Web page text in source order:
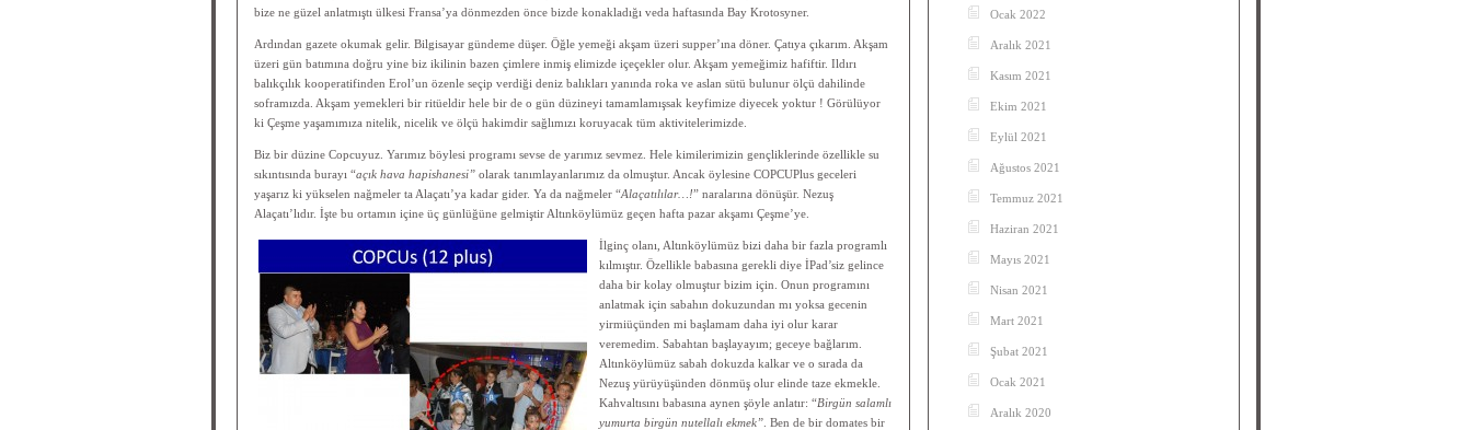
bize ne güzel anlatmıştı ülkesi Fransa’ya dönmezden önce bizde konakladığı veda haftasında Bay Krotosyner.
Ardından gazete okumak gelir. Bilgisayar gündeme düşer. Öğle yemeği akşam üzeri supper’ına döner. Çatıya çıkarım. Akşam
üzeri gün batımına doğru yine biz ikilinin bazen çimlere inmiş elimizde içeçekler olur. Akşam yemeğimiz hafiftir. Ildırı
balıkçılık kooperatifinden Erol’un özenle seçip verdiği deniz balıkları yanında roka ve aslan sütü bulunur ölçü dahilinde
soframızda. Akşam yemekleri bir ritüeldir hele bir de o gün düzineyi tamamlamışsak keyfimize diyecek yoktur ! Görülüyor
ki Çeşme yaşamımıza nitelik, nicelik ve ölçü hakimdir sağlımızı koruyacak tüm aktivitelerimizde.
Biz bir düzine Copcuyuz. Yarımız böylesi programı sevse de yarımız sevmez. Hele kimilerimizin gençliklerinde özellikle su
sıkıntısında burayı “açık hava hapishanesi” olarak tanımlayanlarımız da olmuştur. Ancak öylesine COPCUPlus geceleri
yaşarız ki yükselen nağmeler ta Alaçatı’ya kadar gider. Ya da nağmeler “Alaçatılılar…!” naralarına dönüşür. Nezuş
Alaçatı’lıdır. İşte bu ortamın içine üç günlüğüne gelmiştir Altınköylümüz geçen hafta pazar akşamı Çeşme’ye.
İlginç olanı, Altınköylümüz bizi daha bir fazla programlı
kılmıştır. Özellikle babasına gerekli diye İPad’siz gelince
daha bir kolay olmuştur bizim için. Onun programını
anlatmak için sabahın dokuzundan mı yoksa gecenin
yirmiüçünden mi başlamam daha iyi olur karar
veremedim. Sabahtan başlayayım; geceye bağlarım.
Altınköylümüz sabah dokuzda kalkar ve o sırada da
Nezuş yürüyüşünden dönmüş olur elinde taze ekmekle.
Kahvaltısını babasına aynen şöyle anlatır: “Birgün salamlı
yumurta birgün nutellalı ekmek” . Ben de bir domates bir
Ocak 2022
Aralık 2021
Kasım 2021
Ekim 2021
Eylül 2021
Ağustos 2021
Temmuz 2021
Haziran 2021
Mayıs 2021
Nisan 2021
Mart 2021
Şubat 2021
Ocak 2021
Aralık 2020